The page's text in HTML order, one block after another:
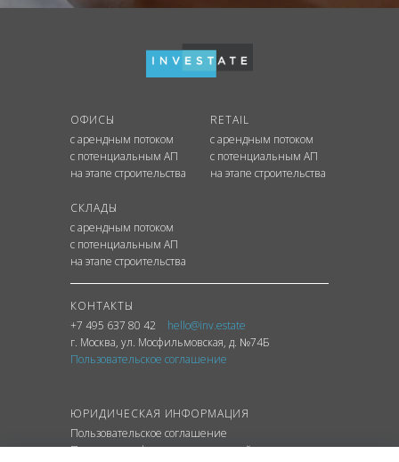
ОФИСЫ
с арендным потоком
с потенциальным АП
на этапе строительства
RETAIL
с арендным потоком
с потенциальным АП
на этапе строительства
СКЛАДЫ
с арендным потоком
с потенциальным АП
на этапе строительства
КОНТАКТЫ
+7 495 637 80 42
hello@inv.estate
г. Москва, ул. Мосфильмовская, д. №74Б
Пользовательское соглашение
ЮРИДИЧЕСКАЯ ИНФОРМАЦИЯ
Пользовательское соглашение
Политика конфиденциальности сайта